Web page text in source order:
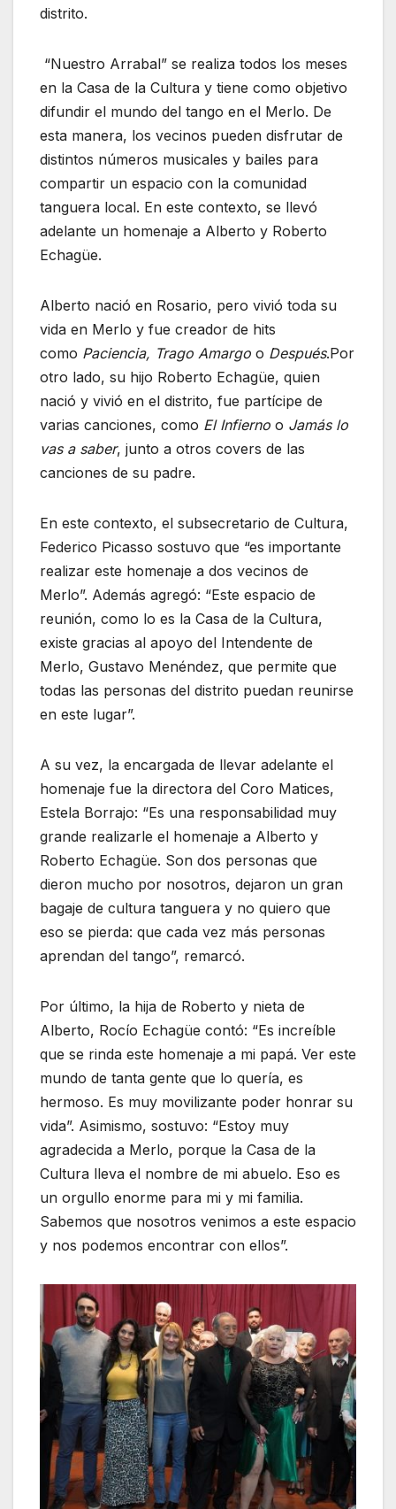
distrito.
“Nuestro Arrabal” se realiza todos los meses
en la Casa de la Cultura y tiene como objetivo
difundir el mundo del tango en el Merlo. De
esta manera, los vecinos pueden disfrutar de
distintos números musicales y bailes para
compartir un espacio con la comunidad
tanguera local. En este contexto, se llevó
adelante un homenaje a Alberto y Roberto
Echagüe.
Alberto nació en Rosario, pero vivió toda su
vida en Merlo y fue creador de hits
como Paciencia, Trago Amargo o Después.Por
otro lado, su hijo Roberto Echagüe, quien
nació y vivió en el distrito, fue partícipe de
varias canciones, como El Infierno o Jamás lo
vas a saber, junto a otros covers de las
canciones de su padre.
En este contexto, el subsecretario de Cultura,
Federico Picasso sostuvo que “es importante
realizar este homenaje a dos vecinos de
Merlo”. Además agregó: “Este espacio de
reunión, como lo es la Casa de la Cultura,
existe gracias al apoyo del Intendente de
Merlo, Gustavo Menéndez, que permite que
todas las personas del distrito puedan reunirse
en este lugar”.
A su vez, la encargada de llevar adelante el
homenaje fue la directora del Coro Matices,
Estela Borrajo: “Es una responsabilidad muy
grande realizarle el homenaje a Alberto y
Roberto Echagüe. Son dos personas que
dieron mucho por nosotros, dejaron un gran
bagaje de cultura tanguera y no quiero que
eso se pierda: que cada vez más personas
aprendan del tango”, remarcó.
Por último, la hija de Roberto y nieta de
Alberto, Rocío Echagüe contó: “Es increíble
que se rinda este homenaje a mi papá. Ver este
mundo de tanta gente que lo quería, es
hermoso. Es muy movilizante poder honrar su
vida”. Asimismo, sostuvo: “Estoy muy
agradecida a Merlo, porque la Casa de la
Cultura lleva el nombre de mi abuelo. Eso es
un orgullo enorme para mi y mi familia.
Sabemos que nosotros venimos a este espacio
y nos podemos encontrar con ellos”.